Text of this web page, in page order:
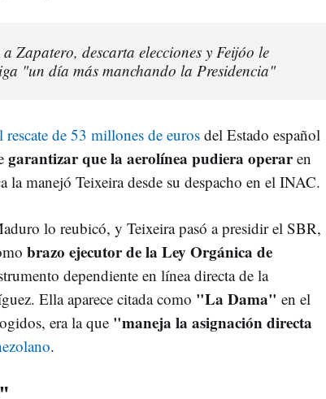
Zapatero, descarta elecciones y Feijóo le
"un día más manchando la Presidencia"
de 53 millones de euros del Estado español
garantizar que la aerolínea pudiera operaren
la manejó Teixeira desde su despacho en el INAC.
lo reubicó, y Teixeira pasó a presidir el SBR,
brazo ejecutor de la Ley Orgánica de
dependiente en línea directa de la
Ella aparece citada como "La Dama" en el
era la que "maneja la asignación directa
.